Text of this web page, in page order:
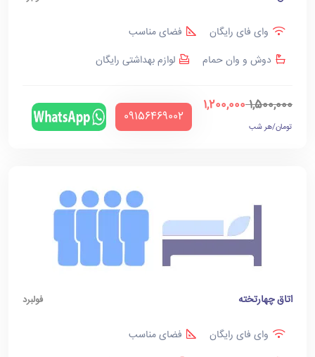
وای فای رایگان
فضای مناسب
دوش و وان حمام
لوازم بهداشتی رایگان
1,500,000
1,200,000
تومان/هر شب
‪09156469002‬
اتاق چهارتخته فولبرد
وای فای رایگان
فضای مناسب